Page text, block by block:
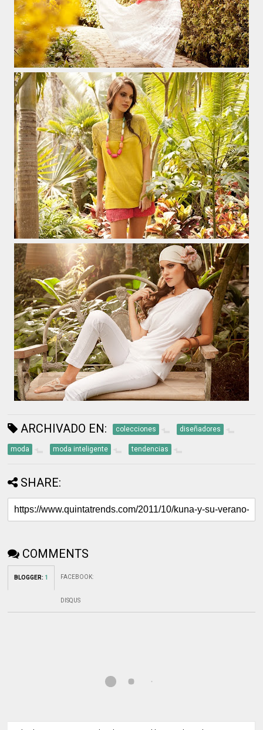
ARCHIVADO EN: colecciones diseñadores
moda moda inteligente tendencias
SHARE:
COMMENTS
BLOGGER: 1 FACEBOOK:
DISQUS